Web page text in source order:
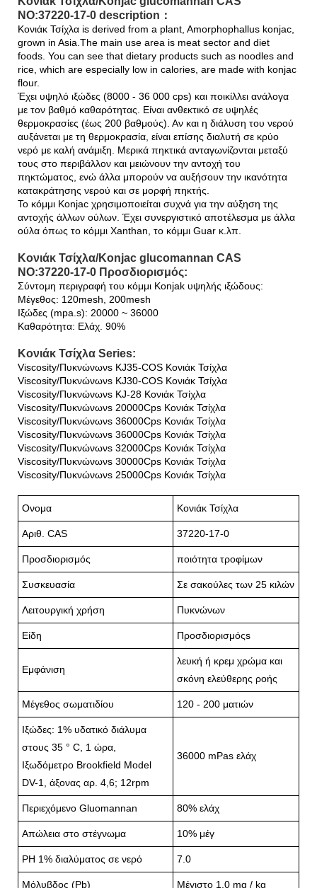
NO:37220-17-0 description：
Κονιάκ Τσίχλα is derived from a plant, Amorphophallus konjac,
grown in Asia.The main use area is meat sector and diet
foods. You can see that dietary products such as noodles and
rice, which are especially low in calories, are made with konjac
flour.
Έχει υψηλό ιξώδες (8000 - 36 000 cps) και ποικίλλει ανάλογα
με τον βαθμό καθαρότητας. Είναι ανθεκτικό σε υψηλές
θερμοκρασίες (έως 200 βαθμούς). Αν και η διάλυση του νερού
αυξάνεται με τη θερμοκρασία, είναι επίσης διαλυτή σε κρύο
νερό με καλή ανάμιξη. Μερικά πηκτικά ανταγωνίζονται μεταξύ
τους στο περιβάλλον και μειώνουν την αντοχή του
πηκτώματος, ενώ άλλα μπορούν να αυξήσουν την ικανότητα
κατακράτησης νερού και σε μορφή πηκτής.
Το κόμμι Konjac χρησιμοποιείται συχνά για την αύξηση της
αντοχής άλλων ούλων. Έχει συνεργιστικό αποτέλεσμα με άλλα
ούλα όπως το κόμμι Xanthan, το κόμμι Guar κ.λπ.
Κονιάκ Τσίχλα/Konjac glucomannan CAS
NO:37220-17-0 Προσδιορισμός:
Σύντομη περιγραφή του κόμμι Konjak υψηλής ιξώδους:
Μέγεθος: 120mesh, 200mesh
Ιξώδες (mpa.s): 20000 ~ 36000
Καθαρότητα: Ελάχ. 90%
Κονιάκ Τσίχλα Series:
Viscosity/Πυκνώνωνs KJ35-COS Κονιάκ Τσίχλα
Viscosity/Πυκνώνωνs KJ30-COS Κονιάκ Τσίχλα
Viscosity/Πυκνώνωνs KJ-28 Κονιάκ Τσίχλα
Viscosity/Πυκνώνωνs 20000Cps Κονιάκ Τσίχλα
Viscosity/Πυκνώνωνs 36000Cps Κονιάκ Τσίχλα
Viscosity/Πυκνώνωνs 36000Cps Κονιάκ Τσίχλα
Viscosity/Πυκνώνωνs 32000Cps Κονιάκ Τσίχλα
Viscosity/Πυκνώνωνs 30000Cps Κονιάκ Τσίχλα
Viscosity/Πυκνώνωνs 25000Cps Κονιάκ Τσίχλα
Ονομα Κονιάκ Τσίχλα
Αριθ. CAS 37220-17-0
Προσδιορισμός ποιότητα τροφίμων
Συσκευασία Σε σακούλες των 25 κιλών
Λειτουργική χρήση Πυκνώνων
Είδη Προσδιορισμόςs
Εμφάνιση
λευκή ή κρεμ χρώμα και
σκόνη ελεύθερης ροής
Μέγεθος σωματιδίου 120 - 200 ματιών
Ιξώδες: 1% υδατικό διάλυμα
στους 35 ° C, 1 ώρα,
Ιξωδόμετρο Brookfield Model
DV-1, άξονας αρ. 4,6; 12rpm
36000 mPas ελάχ
Περιεχόμενο Gluomannan 80% ελάχ
Απώλεια στο στέγνωμα 10% μέγ
PH 1% διαλύματος σε νερό 7.0
Μόλυβδος (Pb) Μέγιστο 1,0 mg / kg